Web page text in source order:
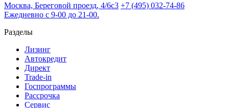
Москва, Береговой проезд, 4/6с3 +7 (495) 032-74-86
Ежедневно с 9-00 до 21-00.
Разделы
Лизинг
Автокредит
Директ
Trade-in
Госпрограммы
Рассрочка
Сервис